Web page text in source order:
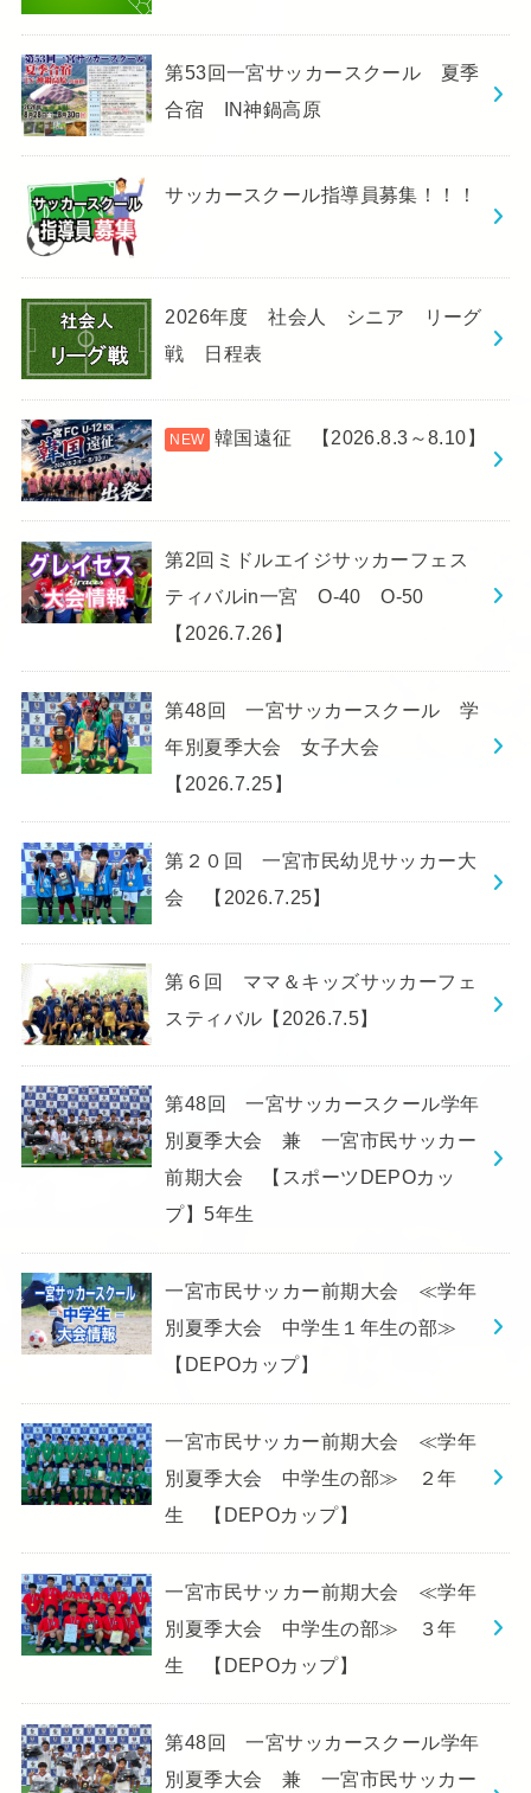
第53回一宮サッカースクール 夏季
合宿 IN神鍋高原
サッカースクール指導員募集！！！
2026年度 社会人 シニア リーグ
戦 日程表
韓国遠征 【2026.8.3～8.10】
第2回ミドルエイジサッカーフェス
ティバルin一宮 O-40 O-50
【2026.7.26】
第48回 一宮サッカースクール 学
年別夏季大会 女子大会
【2026.7.25】
第２０回 一宮市民幼児サッカー大
会 【2026.7.25】
第６回 ママ＆キッズサッカーフェ
スティバル【2026.7.5】
第48回 一宮サッカースクール学年
別夏季大会 兼 一宮市民サッカー
前期大会 【スポーツDEPOカッ
プ】5年生
一宮市民サッカー前期大会 ≪学年
別夏季大会 中学生１年生の部≫
【DEPOカップ】
一宮市民サッカー前期大会 ≪学年
別夏季大会 中学生の部≫ ２年
生 【DEPOカップ】
一宮市民サッカー前期大会 ≪学年
別夏季大会 中学生の部≫ ３年
生 【DEPOカップ】
第48回 一宮サッカースクール学年
別夏季大会 兼 一宮市民サッカー